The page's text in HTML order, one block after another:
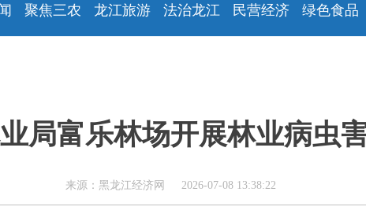
聚焦三农 龙江旅游 法治龙江 民营经济 绿色食品
局富乐林场开展林业病虫
来源：黑龙江经济网 2026-07-08 13:38:22